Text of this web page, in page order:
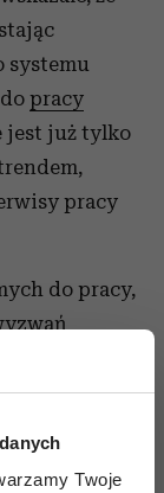
Twoje
systemu
pracy
jest już tylko
pracy
do pracy,
udział
iż
2015 roku”